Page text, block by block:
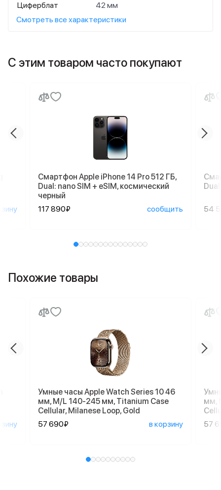
Циферблат
42 мм
Смотреть все характеристики
С этим товаром часто покупают
Смартфон Apple iPhone 14 Pro 512 ГБ,
Dual: nano SIM + eSIM, космический
черный
117 890₽
сообщить 54
Похожие товары
Умные часы Apple Watch Series 10 46
мм, M/L 140-245 мм, Titanium Case
Cellular, Milanese Loop, Gold
57 690₽
в корзину
мм,
57